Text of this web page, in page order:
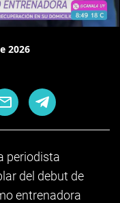
2026
periodista
del debut de
entrenadora